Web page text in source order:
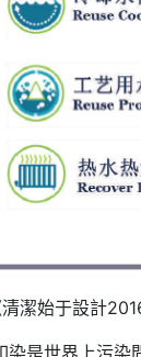
潔始于設計
染是世界上污